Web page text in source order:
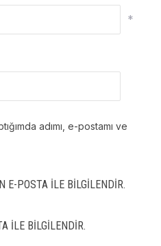
*
adımı, e-postamı ve
E-POSTA ILE BILGILENDIR.
ILE BILGILENDIR.